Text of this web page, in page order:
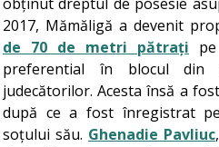
2017, Mămăligă a devenit
de 70 de metri pătrați
preferential în blocul din
judecătorilor. Acesta însă a
după ce a fost înregistrat
soțului său. Ghenadie Pavliuc